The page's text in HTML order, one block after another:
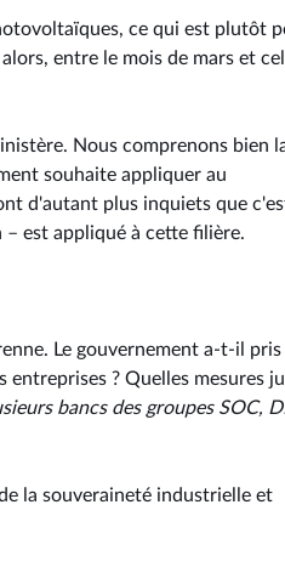
ce qui est plutôt
entre le mois de mars et
Nous comprenons bien
souhaite appliquer au
d'autant plus inquiets que
est appliqué à cette filière.
Le gouvernement a-t-il pris
? Quelles mesures
bancs des groupes SOC,
la souveraineté industrielle et